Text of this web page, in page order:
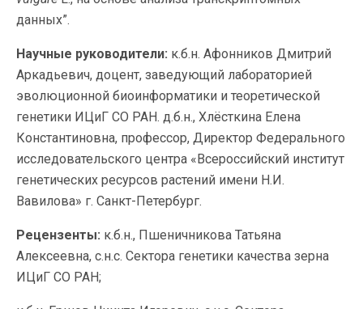
данных”.
Научные руководители: к.б.н. Афонников Дмитрий
Аркадьевич, доцент, заведующий лабораторией
эволюционной биоинформатики и теоретической
генетики ИЦиГ СО РАН. д.б.н., Хлёсткина Елена
Константиновна, профессор, Директор Федерального
исследовательского центра «Всероссийский институт
генетических ресурсов растений имени Н.И.
Вавилова» г. Санкт-Петербург.
Рецензенты: к.б.н., Пшеничникова Татьяна
Алексеевна, с.н.с. Сектора генетики качества зерна
ИЦиГ СО РАН;